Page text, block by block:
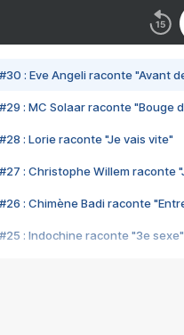
#30 : Eve Angeli raconte "Avant
#29 : MC Solaar raconte "Bouge
#28 : Lorie raconte "Je vais vite"
#27 : Christophe Willem raconte
#26 : Chimène Badi raconte
#25 : Indochine raconte "3e sexe"